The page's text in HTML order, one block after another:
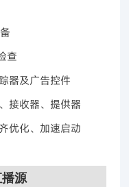
查
器及广告控件
接收器、提供器
优化、加速启动
源